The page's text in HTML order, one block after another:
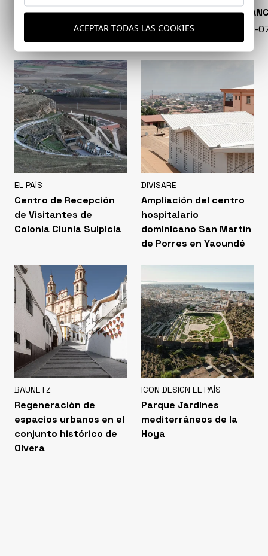
CONARQUITECTURA
99 - 16-07-2026
EN
40 - 16-
EL PAÍS
Centro de Recepción
de Visitantes de
Colonia Clunia Sulpicia
DIVISARE
Ampliación del centro
hospitalario
dominicano San Martín
de Porres en Yaoundé
BAUNETZ
Regeneración de
espacios urbanos en el
conjunto histórico de
Olvera
ICON DESIGN EL PAÍS
Parque Jardines
mediterráneos de la
Hoya
ACEPTAR TODAS LAS COOKIES